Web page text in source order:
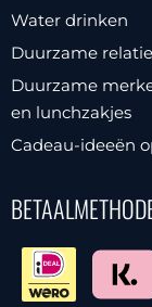
Water drinken
Duurzame
Duurzame
en lunchzakjes
Cadeau-ideeën